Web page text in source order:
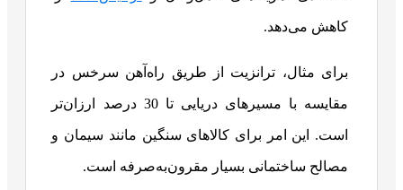
کاهش می‌دهد.
برای مثال، ترانزیت از طریق راه‌آهن سرخس در
مقایسه با مسیرهای دریایی تا 30 درصد ارزان‌تر
است. این امر برای کالاهای سنگین مانند سیمان و
مصالح ساختمانی بسیار مقرون‌به‌صرفه است.